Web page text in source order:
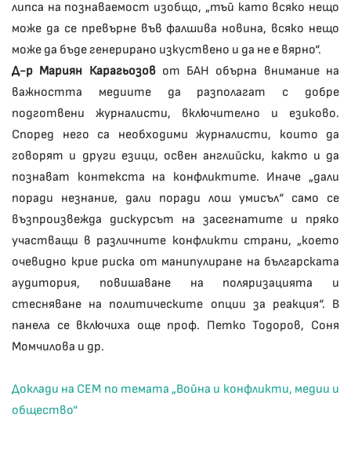
липса на познаваемост изобщо, „тъй като всяко нещо
може да се превърне във фалшива новина, всяко нещо
може да бъде генерирано изкуствено и да не е вярно“.
Д-р Мариян Карагьозовот БАН обърна внимание на
важността медиите да разполагат с добре
подготвени журналисти, включително и езиково.
Според него са необходими журналисти, които да
говорят и други езици, освен английски, както и да
познават контекста на конфликтите. Иначе „дали
поради незнание, дали поради лош умисъл“ само се
възпроизвежда дискурсът на засегнатите и пряко
участващи в различните конфликти страни, „което
очевидно крие риска от манипулиране на българската
аудитория, повишаване на поляризацията и
стесняване на политическите опции за реакция“. В
панела се включиха още проф. Петко Тодоров, Соня
Момчилова и др.
Доклади на СЕМ по темата „Война и конфликти, медии и
общество“